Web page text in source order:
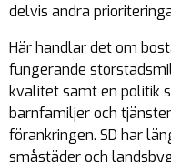
delvis andra
Här handlar det om
fungerande
kvalitet samt en politik
barnfamiljer och
förankringen. SD har
småstäder och